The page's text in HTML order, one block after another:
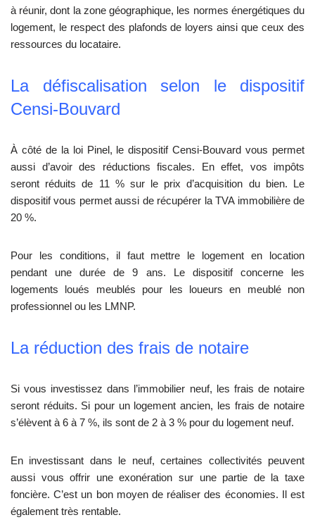
à réunir, dont la zone géographique, les normes énergétiques du
logement, le respect des plafonds de loyers ainsi que ceux des
ressources du locataire.
La défiscalisation selon le dispositif
Censi-Bouvard
À côté de la loi Pinel, le dispositif Censi-Bouvard vous permet
aussi d’avoir des réductions fiscales. En effet, vos impôts
seront réduits de 11 % sur le prix d’acquisition du bien. Le
dispositif vous permet aussi de récupérer la TVA immobilière de
20 %.
Pour les conditions, il faut mettre le logement en location
pendant une durée de 9 ans. Le dispositif concerne les
logements loués meublés pour les loueurs en meublé non
professionnel ou les LMNP.
La réduction des frais de notaire
Si vous investissez dans l’immobilier neuf, les frais de notaire
seront réduits. Si pour un logement ancien, les frais de notaire
s’élèvent à 6 à 7 %, ils sont de 2 à 3 % pour du logement neuf.
En investissant dans le neuf, certaines collectivités peuvent
aussi vous offrir une exonération sur une partie de la taxe
foncière. C’est un bon moyen de réaliser des économies. Il est
également très rentable.